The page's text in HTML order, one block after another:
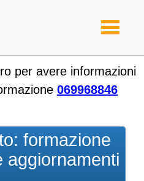
Toggle
per avere informazioni
069968846
formazione
aggiornamenti